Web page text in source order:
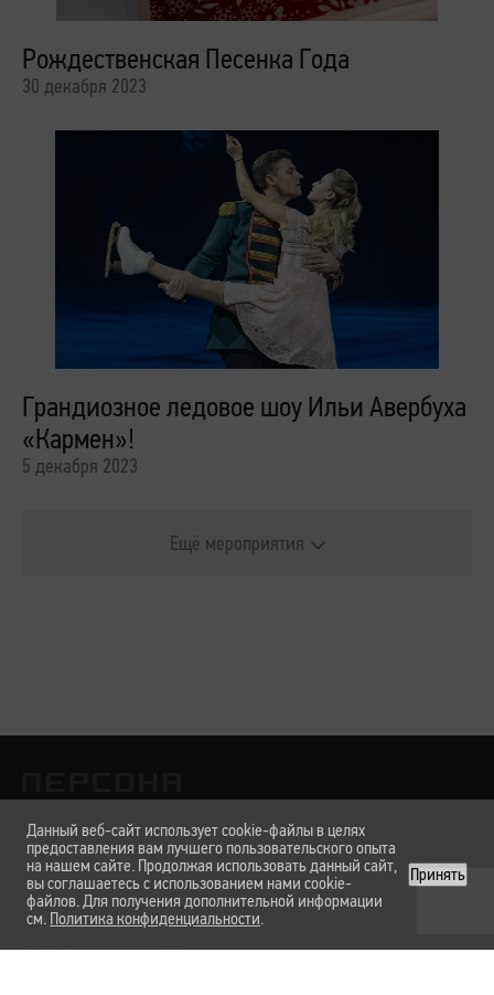
Рождественская Песенка Года
30 декабря 2023
Грандиозное ледовое шоу Ильи Авербуха
«Кармен»!
5 декабря 2023
Ещё мероприятия
Лаборатории Услуги и цены О нас Вакансии Карта сайта
Техническая поддержка
Данный веб-сайт использует cookie-файлы в целях
предоставления вам лучшего пользовательского опыта
на нашем сайте. Продолжая использовать данный сайт,
вы соглашаетесь с использованием нами cookie-
файлов. Для получения дополнительной информации
см. Политика конфиденциальности
Принять